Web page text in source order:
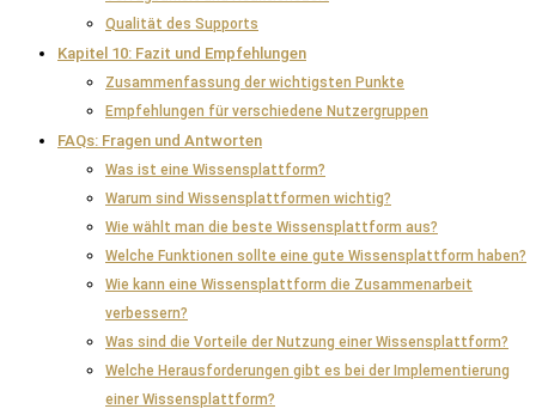
Qualität des Supports
Kapitel 10: Fazit und Empfehlungen
Zusammenfassung der wichtigsten Punkte
Empfehlungen für verschiedene Nutzergruppen
FAQs: Fragen und Antworten
Was ist eine Wissensplattform?
Warum sind Wissensplattformen wichtig?
Wie wählt man die beste Wissensplattform aus?
Welche Funktionen sollte eine gute Wissensplattform haben?
Wie kann eine Wissensplattform die Zusammenarbeit
verbessern?
Was sind die Vorteile der Nutzung einer Wissensplattform?
Welche Herausforderungen gibt es bei der Implementierung
einer Wissensplattform?